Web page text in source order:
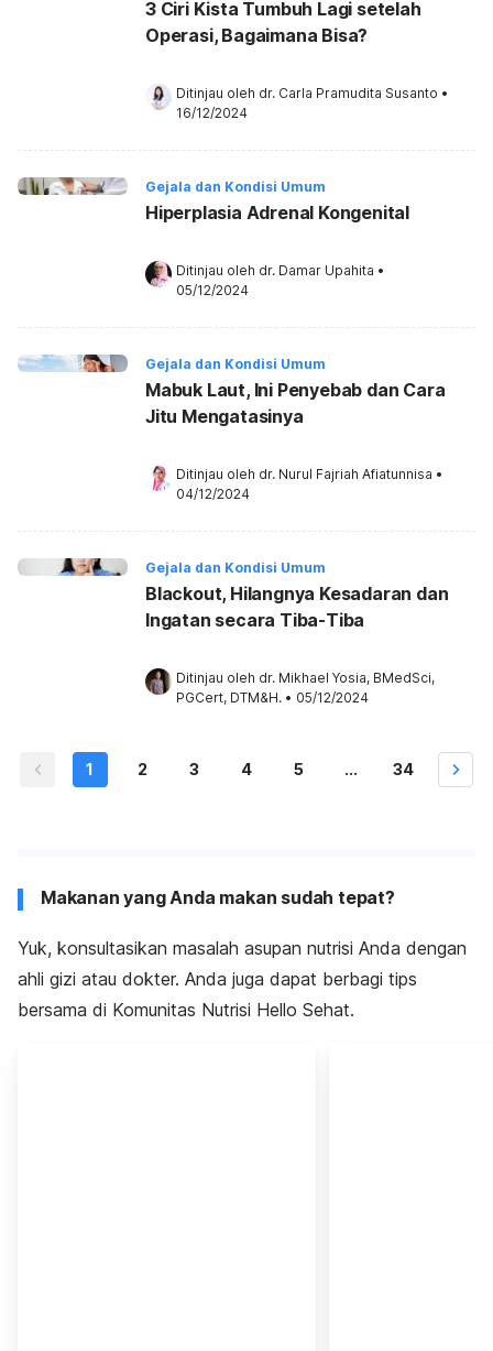
3 Ciri Kista Tumbuh Lagi setelah
Operasi, Bagaimana Bisa?
Ditinjau oleh dr. Carla Pramudita Susanto •
16/12/2024
Gejala dan Kondisi Umum
Hiperplasia Adrenal Kongenital
Ditinjau oleh dr. Damar Upahita •
05/12/2024
Gejala dan Kondisi Umum
Mabuk Laut, Ini Penyebab dan Cara
Jitu Mengatasinya
Ditinjau oleh dr. Nurul Fajriah Afiatunnisa •
04/12/2024
Gejala dan Kondisi Umum
Blackout, Hilangnya Kesadaran dan
Ingatan secara Tiba-Tiba
Ditinjau oleh dr. Mikhael Yosia, BMedSci,
PGCert, DTM&H. • 05/12/2024
1 2 3 4 5 ... 34
Makanan yang Anda makan sudah tepat?
Yuk, konsultasikan masalah asupan nutrisi Anda dengan
ahli gizi atau dokter. Anda juga dapat berbagi tips
bersama di Komunitas Nutrisi Hello Sehat.